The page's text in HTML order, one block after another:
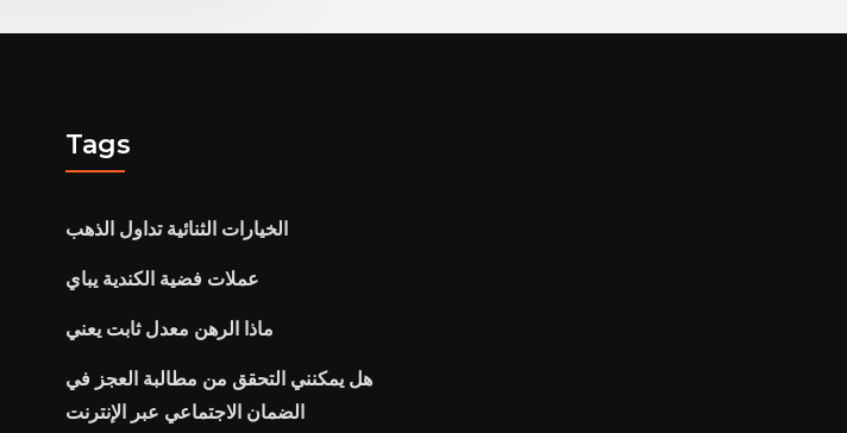
Tags
الخيارات الثنائية تداول الذهب
عملات فضية الكندية يباي
ماذا الرهن معدل ثابت يعني
هل يمكنني التحقق من مطالبة العجز في
الضمان الاجتماعي عبر الإنترنت